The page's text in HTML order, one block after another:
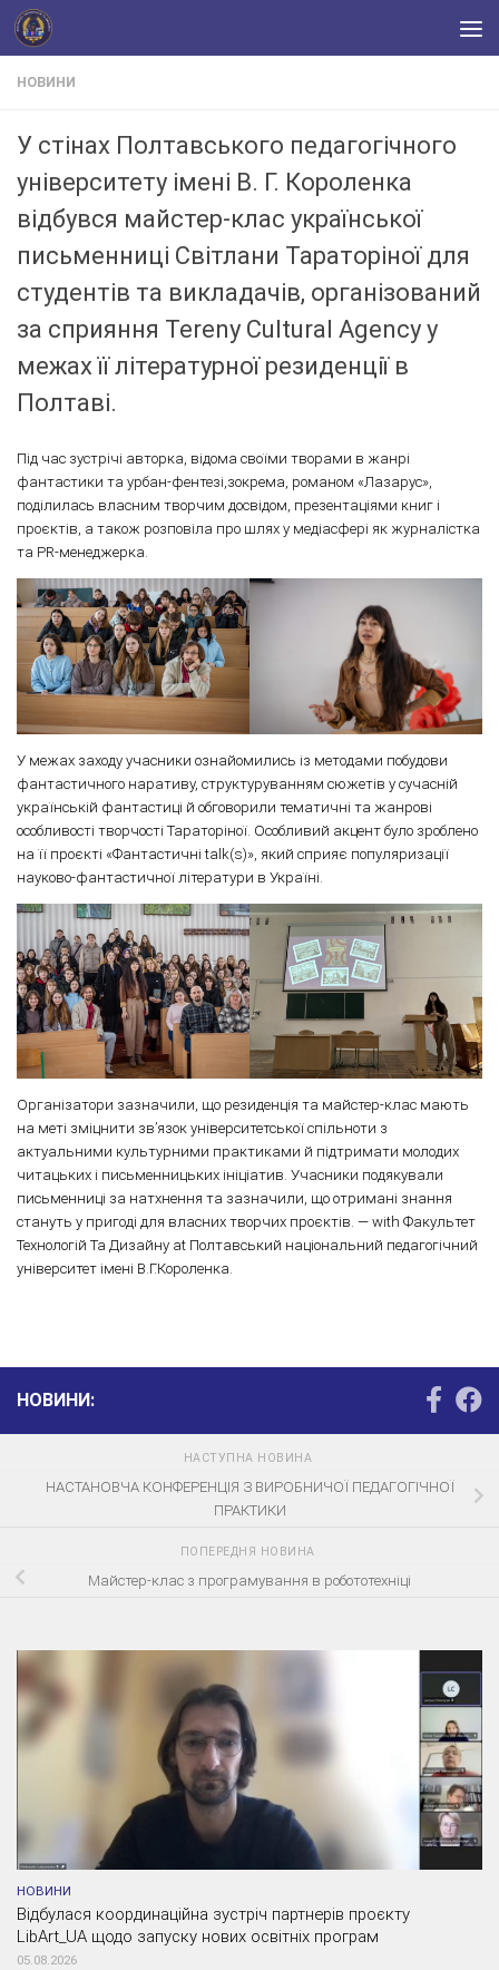
Skip to content
НОВИНИ
У стінах Полтавського педагогічного
університету імені В. Г. Короленка
відбувся майстер-клас української
письменниці Світлани Тараторіної для
студентів та викладачів, організований
за сприяння Tereny Cultural Agency у
межах її літературної резиденції в
Полтаві.
Під час зустрічі авторка, відома своїми творами в жанрі
фантастики та урбан-фентезі,зокрема, романом «Лазарус»,
поділилась власним творчим досвідом, презентаціями книг і
проєктів, а також розповіла про шлях у медіасфері як журналістка
та PR-менеджерка.
У межах заходу учасники ознайомились із методами побудови
фантастичного наративу, структуруванням сюжетів у сучасній
українській фантастиці й обговорили тематичні та жанрові
особливості творчості Тараторіної. Особливий акцент було зроблено
на її проєкті «Фантастичні talk(s)», який сприяє популяризації
науково-фантастичної літератури в Україні.
Організатори зазначили, що резиденція та майстер-клас мають
на меті зміцнити зв’язок університетської спільноти з
актуальними культурними практиками й підтримати молодих
читацьких і письменницьких ініціатив. Учасники подякували
письменниці за натхнення та зазначили, що отримані знання
стануть у пригоді для власних творчих проєктів. — with Факультет
Технологій Та Дизайну at Полтавський національний педагогічний
університет імені В.Г.Короленка.
НОВИНИ:
НАСТУПНА НОВИНА
НАСТАНОВЧА КОНФЕРЕНЦІЯ З ВИРОБНИЧОЇ ПЕДАГОГІЧНОЇ
ПРАКТИКИ
ПОПЕРЕДНЯ НОВИНА
Майстер-клас з програмування в робототехніці
НОВИНИ
Відбулася координаційна зустріч партнерів проєкту
LibArt_UA щодо запуску нових освітніх програм
05.08.2026